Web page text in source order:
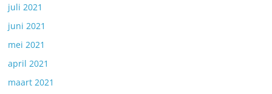
juli 2021
juni 2021
mei 2021
april 2021
maart 2021